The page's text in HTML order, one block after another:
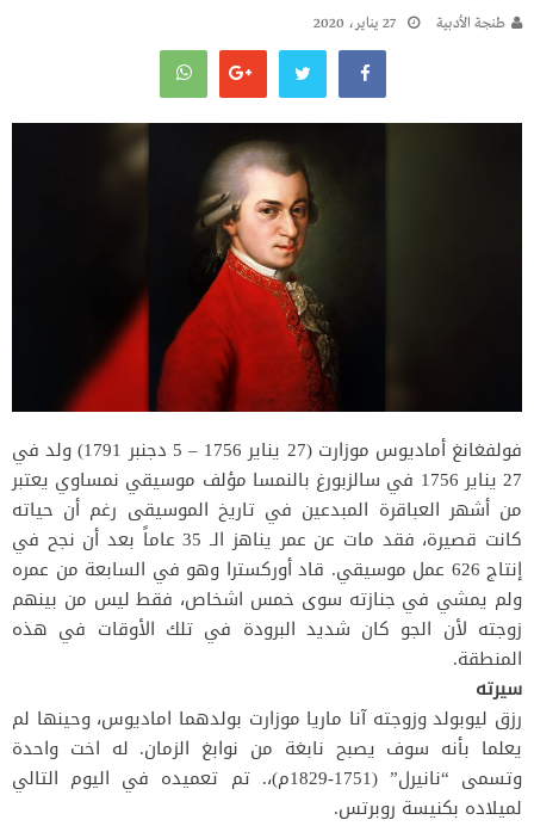
طنجة الأدبية 27 يناير، 2020
فولفغانغ أماديوس موزارت (27 يناير 1756 – 5 دجنبر 1791) ولد في
27 يناير 1756 في سالزبورغ بالنمسا مؤلف موسيقي نمساوي يعتبر
من أشهر العباقرة المبدعين في تاريخ الموسيقى رغم أن حياته
كانت قصيرة، فقد مات عن عمر يناهز الـ 35 عاماً بعد أن نجح في
إنتاج 626 عمل موسيقي. قاد أوركسترا وهو في السابعة من عمره
ولم يمشي في جنازته سوى خمس اشخاص، فقط ليس من بينهم
زوجته لأن الجو كان شديد البرودة في تلك الأوقات في هذه
المنطقة.
سيرته
رزق ليوبولد وزوجته آنا ماريا موزارت بولدهما اماديوس، وحينها لم
يعلما بأنه سوف يصبح نابغة من نوابغ الزمان. له اخت واحدة
وتسمى “نانيرل” (1751-1829م)،. تم تعميده في اليوم التالي
لميلاده بكنيسة روبرتس.